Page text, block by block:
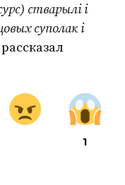
стварылі і
суполак і
рассказал
1